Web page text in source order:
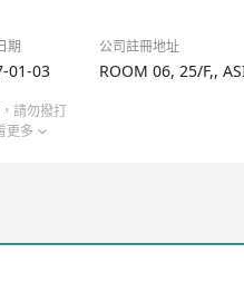
期 公司註冊地址
01-03 ROOM 06, 25/F,,
請勿撥打
更多